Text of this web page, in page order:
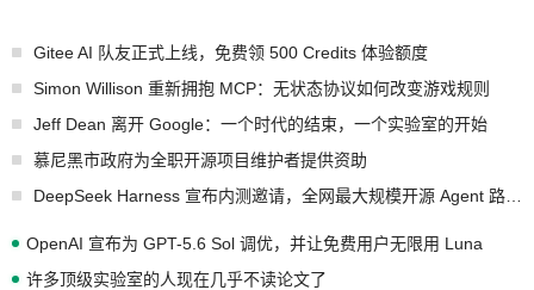
Gitee AI 队友正式上线，免费领 500 Credits 体验额度
Simon Willison 重新拥抱 MCP：无状态协议如何改变游戏规则
Jeff Dean 离开 Google：一个时代的结束，一个实验室的开始
慕尼黑市政府为全职开源项目维护者提供资助
OpenAI 宣布为 GPT-5.6 Sol 调优，并让免费用户无限用 Luna
许多顶级实验室的人现在几乎不读论文了